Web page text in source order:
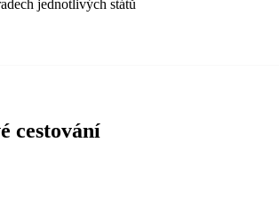
jednotlivých států
cestování